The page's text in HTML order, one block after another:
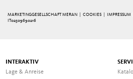
MARKETINGGESELLSCHAFT MERAN | COOKIES IMPRESSUM
IT02509690216
INTERAKTIV
Lage & Anreise